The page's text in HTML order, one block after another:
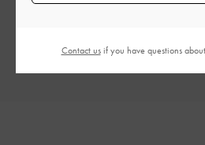
Contact usif you have questions